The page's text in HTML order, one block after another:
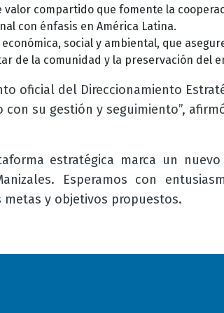
valor compartido que fomente la
con énfasis en América Latina.
social y ambiental, que
de la comunidad y la preservación del
oficial del Direccionamiento
su gestión y seguimiento”,
estratégica marca un
Esperamos con
y objetivos propuestos.